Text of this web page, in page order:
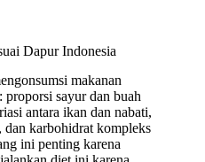
Dapur Indonesia
makanan
sayur dan buah
antara ikan dan nabati,
dan karbohidrat kompleks
ini penting karena